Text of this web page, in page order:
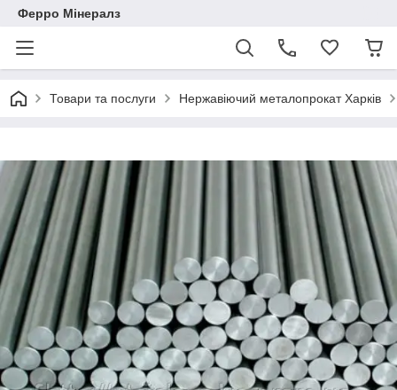
Ферро Мінералз
Товари та послуги Нержавіючий металопрокат Харків